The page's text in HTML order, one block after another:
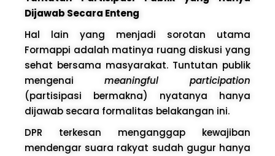
Dijawab Secara Enteng
Hal lain yang menjadi sorotan utama
Formappi adalah matinya ruang diskusi yang
sehat bersama masyarakat. Tuntutan publik
mengenai meaningful participation
(partisipasi bermakna) nyatanya hanya
dijawab secara formalitas belakangan ini.
DPR terkesan menganggap kewajiban
mendengar suara rakyat sudah gugur hanya